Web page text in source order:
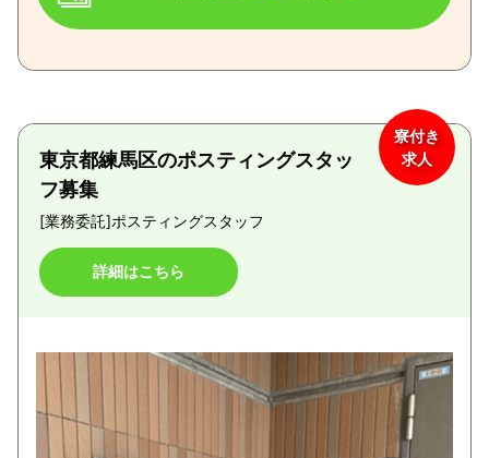
東京都練馬区のポスティングスタッ
フ募集
[業務委託]ポスティングスタッフ
詳細はこちら
寮付き
求人